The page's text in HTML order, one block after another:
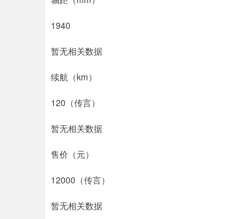
1940
暂无相关数据
续航（km）
120（传言）
暂无相关数据
售价（元）
12000（传言）
暂无相关数据